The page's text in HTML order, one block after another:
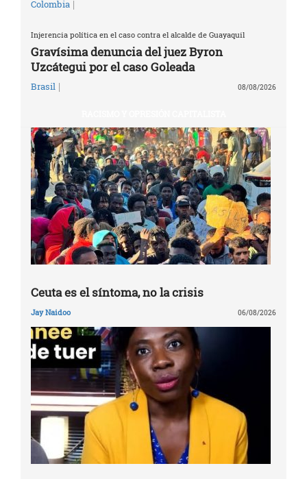
Colombia |
Injerencia política en el caso contra el alcalde de Guayaquil
Gravísima denuncia del juez Byron
Uzcátegui por el caso Goleada
Brasil | 08/08/2026
Ceuta es el síntoma, no la crisis
Jay Naidoo 06/08/2026